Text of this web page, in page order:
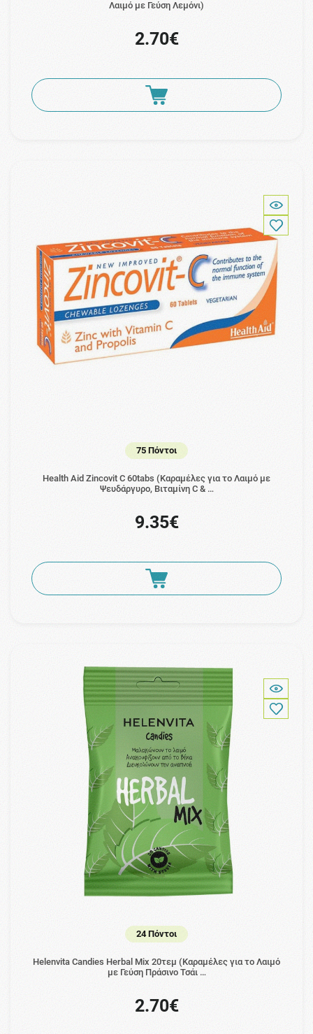
Λαιμό με Γεύση Λεμόνι)
2.70€
75 Πόντοι
Health Aid Zincovit C 60tabs (Καραμέλες για το Λαιμό με
Ψευδάργυρο, Βιταμίνη C & …
9.35€
24 Πόντοι
Helenvita Candies Herbal Mix 20τεμ (Καραμέλες για το Λαιμό
με Γεύση Πράσινο Τσάι …
2.70€